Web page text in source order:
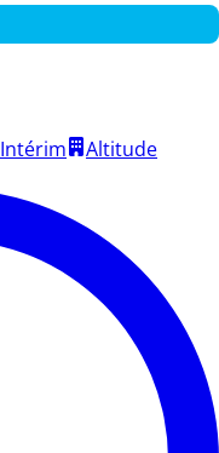
Intérim
Altitude